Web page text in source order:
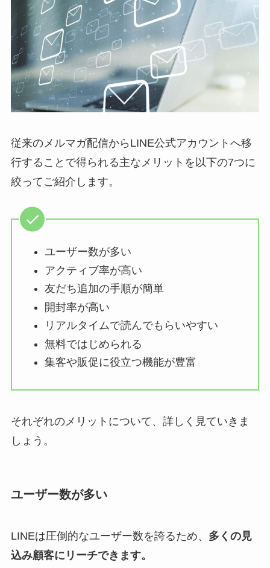
従来のメルマガ配信からLINE公式アカウントへ移
行することで得られる主なメリットを以下の7つに
絞ってご紹介します。
ユーザー数が多い
アクティブ率が高い
友だち追加の手順が簡単
開封率が高い
リアルタイムで読んでもらいやすい
無料ではじめられる
集客や販促に役立つ機能が豊富
それぞれのメリットについて、詳しく見ていきま
しょう。
ユーザー数が多い
LINEは圧倒的なユーザー数を誇るため、 多くの見
込み顧客にリーチできます。